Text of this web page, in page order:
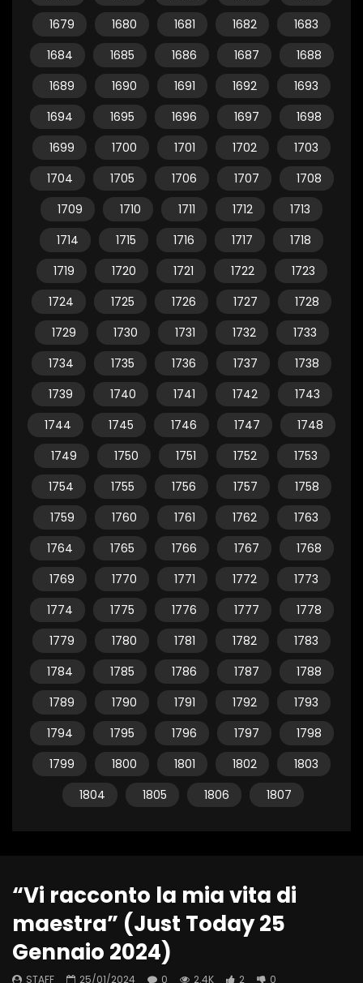
1679
1680 1681 1682
1683
1684
1685 1686 1687
1688
1689
1690 1691 1692
1693
1694
1695 1696 1697
1698
1699
1700 1701 1702
1703
1704
1705 1706 1707
1708
1709
1710 1711 1712
1713
1714
1715 1716 1717
1718
1719
1720 1721 1722
1723
1724
1725 1726 1727
1728
1729
1730 1731 1732
1733
1734
1735 1736 1737
1738
1739
1740 1741 1742
1743
1744
1745 1746 1747
1748
1749
1750 1751 1752
1753
1754
1755 1756 1757
1758
1759
1760 1761 1762
1763
1764
1765 1766 1767
1768
1769
1770 1771 1772
1773
1774
1775 1776 1777
1778
1779
1780 1781 1782
1783
1784
1785 1786 1787
1788
1789
1790 1791 1792
1793
1794
1795 1796 1797
1798
1799
1800 1801 1802
1803
1804
1805 1806 1807
“Vi racconto la mia vita di
maestra” (Just Today 25
Gennaio 2024)
STAFF 25/01/2024 0 2.4K 2 0